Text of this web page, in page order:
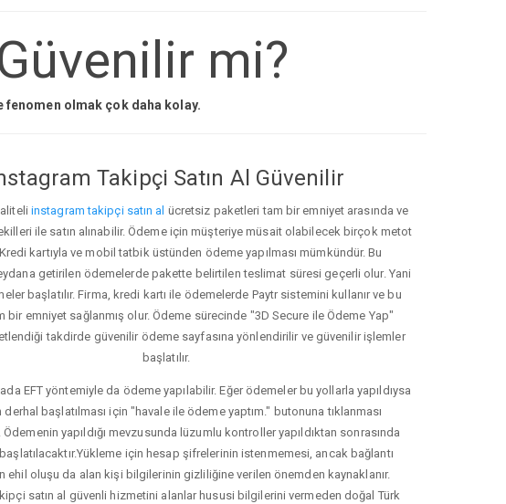
mi?
olmak çok daha kolay.
Takipçi Satın Al Güvenilir
instagram takipçi satın al ücretsiz paketleri tam bir emniyet arasında ve
ile satın alınabilir. Ödeme için müşteriye müsait olabilecek birçok metot
Kredi kartıyla ve mobil tatbik üstünden ödeme yapılması mümkündür. Bu
getirilen ödemelerde pakette belirtilen teslimat süresi geçerli olur. Yani
başlatılır. Firma, kredi kartı ile ödemelerde Paytr sistemini kullanır ve bu
bir emniyet sağlanmış olur. Ödeme sürecinde "3D Secure ile Ödeme Yap"
takdirde güvenilir ödeme sayfasına yönlendirilir ve güvenilir işlemler
başlatılır.
EFT yöntemiyle da ödeme yapılabilir. Eğer ödemeler bu yollarla yapıldıysa
derhal başlatılması için "havale ile ödeme yaptım." butonuna tıklanması
yapıldığı mevzusunda lüzumlu kontroller yapıldıktan sonrasında
için hesap şifrelerinin istenmemesi, ancak bağlantı
ehil oluşu da alan kişi bilgilerinin gizliliğine verilen önemden kaynaklanır.
satın al güvenli hizmetini alanlar hususi bilgilerini vermeden doğal Türk